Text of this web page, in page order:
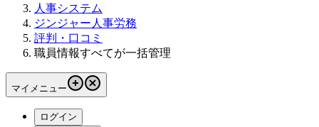
人事システム
ジンジャー人事労務
評判・口コミ
職員情報すべてが一括管理
マイメニュー
ログイン